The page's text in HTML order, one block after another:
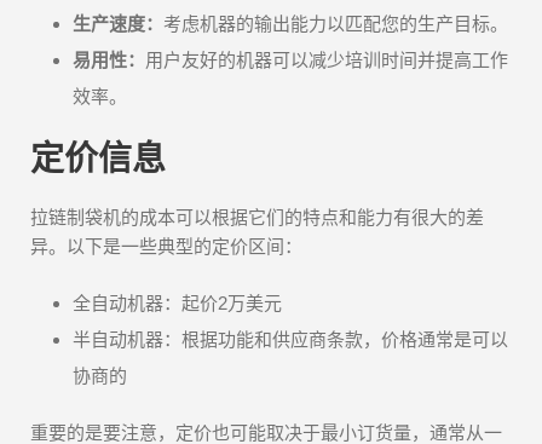
生产速度： 考虑机器的输出能力以匹配您的生产目标。
易用性： 用户友好的机器可以减少培训时间并提高工作
效率。
定价信息
拉链制袋机的成本可以根据它们的特点和能力有很大的差
异。以下是一些典型的定价区间：
全自动机器：起价2万美元
半自动机器：根据功能和供应商条款，价格通常是可以
协商的
重要的是要注意，定价也可能取决于最小订货量，通常从一